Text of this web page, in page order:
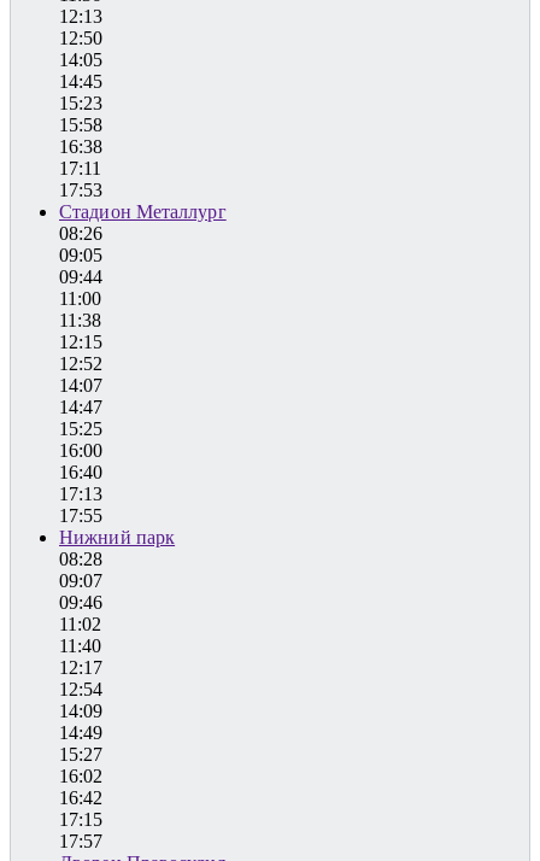
12:13
12:50
14:05
14:45
15:23
15:58
16:38
17:11
17:53
Стадион Металлург
08:26
09:05
09:44
11:00
11:38
12:15
12:52
14:07
14:47
15:25
16:00
16:40
17:13
17:55
Нижний парк
08:28
09:07
09:46
11:02
11:40
12:17
12:54
14:09
14:49
15:27
16:02
16:42
17:15
17:57